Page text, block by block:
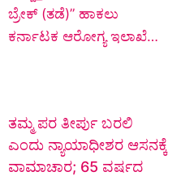
ಬ್ರೇಕ್ (ತಡೆ)” ಹಾಕಲು
ಕರ್ನಾಟಕ ಆರೋಗ್ಯ ಇಲಾಖೆ…
ತಮ್ಮ ಪರ ತೀರ್ಪು ಬರಲಿ
ಎಂದು ನ್ಯಾಯಾಧೀಶರ ಆಸನಕ್ಕೆ
ವಾಮಾಚಾರ; 65 ವರ್ಷದ